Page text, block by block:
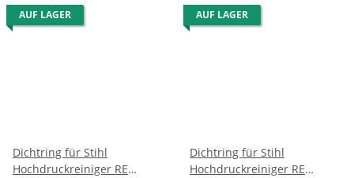
AUF LAGER
Dichtring für Stihl
Hochdruckreiniger RE
AUF LAGER
Dichtring für Stihl
Hochdruckreiniger RE